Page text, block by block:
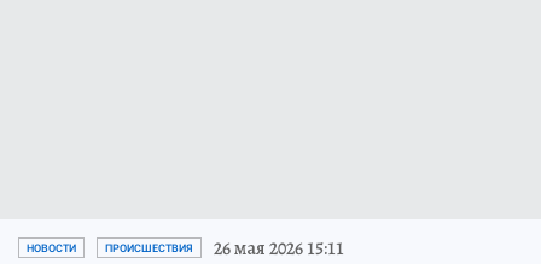
НОВОСТИ ПРОИСШЕСТВИЯ 26 мая 2026 15:11